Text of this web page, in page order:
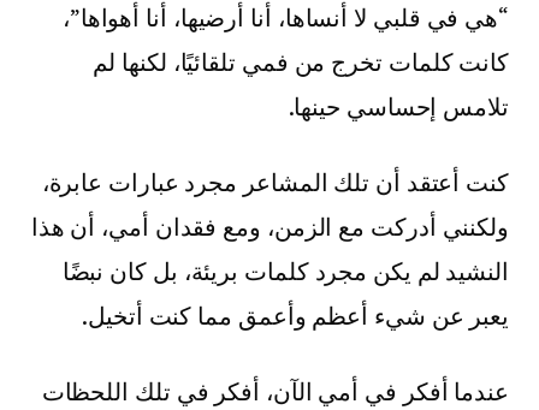
“هي في قلبي لا أنساها، أنا أرضيها، أنا أهواها”،
كانت كلمات تخرج من فمي تلقائيًا، لكنها لم
تلامس إحساسي حينها.
كنت أعتقد أن تلك المشاعر مجرد عبارات عابرة،
ولكنني أدركت مع الزمن، ومع فقدان أمي، أن هذا
النشيد لم يكن مجرد كلمات بريئة، بل كان نبضًا
يعبر عن شيء أعظم وأعمق مما كنت أتخيل.
عندما أفكر في أمي الآن، أفكر في تلك اللحظات